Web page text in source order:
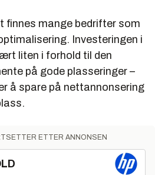
finnes mange bedrifter som
Investeringen i
liten i forhold til den
på gode plasseringer –
å spare på nettannonsering
ETTER ANNONSEN